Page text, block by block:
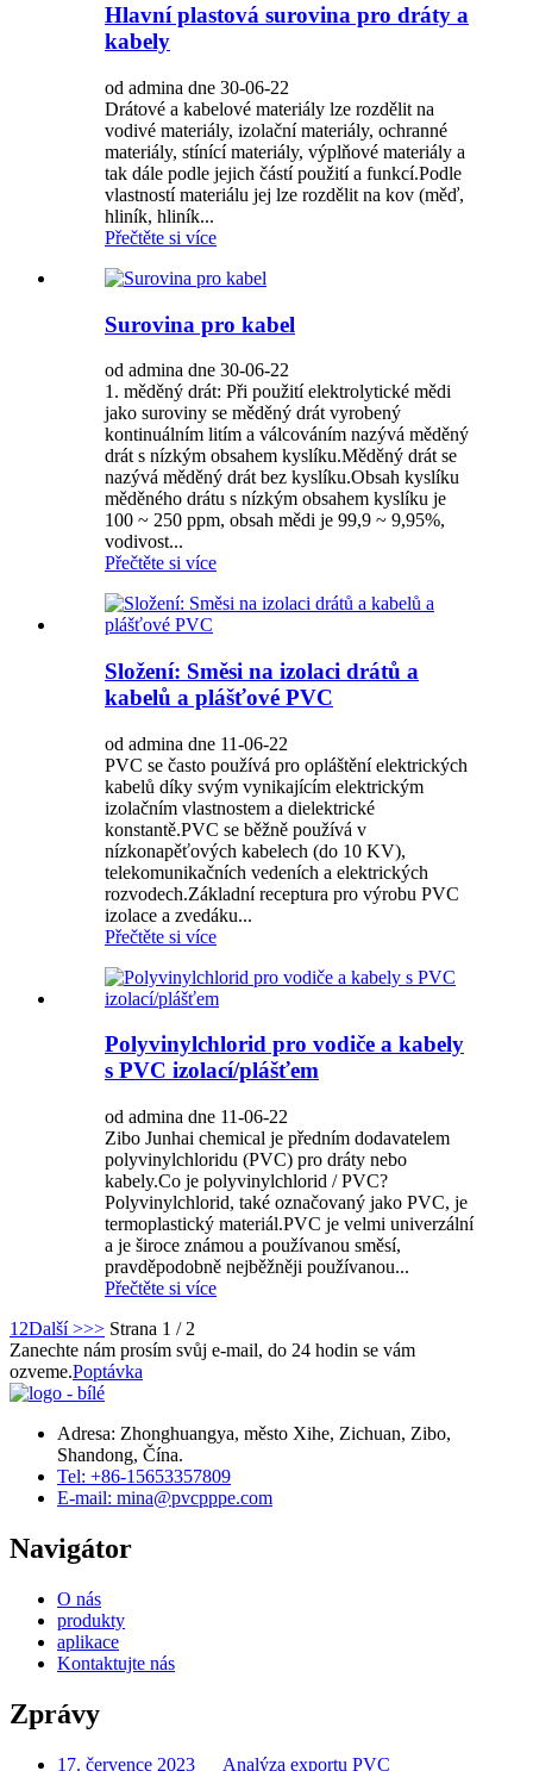
Hlavní plastová surovina pro dráty a
kabely
od admina dne 30-06-22
Drátové a kabelové materiály lze rozdělit na
vodivé materiály, izolační materiály, ochranné
materiály, stínící materiály, výplňové materiály a
tak dále podle jejich částí použití a funkcí.Podle
vlastností materiálu jej lze rozdělit na kov (měď,
hliník, hliník...
Přečtěte si více
Surovina pro kabel
od admina dne 30-06-22
1. měděný drát: Při použití elektrolytické mědi
jako suroviny se měděný drát vyrobený
kontinuálním litím a válcováním nazývá měděný
drát s nízkým obsahem kyslíku.Měděný drát se
nazývá měděný drát bez kyslíku.Obsah kyslíku
měděného drátu s nízkým obsahem kyslíku je
100 ~ 250 ppm, obsah mědi je 99,9 ~ 9,95%,
vodivost...
Přečtěte si více
Složení: Směsi na izolaci drátů a
kabelů a plášťové PVC
od admina dne 11-06-22
PVC se často používá pro opláštění elektrických
kabelů díky svým vynikajícím elektrickým
izolačním vlastnostem a dielektrické
konstantě.PVC se běžně používá v
nízkonapěťových kabelech (do 10 KV),
telekomunikačních vedeních a elektrických
rozvodech.Základní receptura pro výrobu PVC
izolace a zvedáku...
Přečtěte si více
Polyvinylchlorid pro vodiče a kabely
s PVC izolací/plášťem
od admina dne 11-06-22
Zibo Junhai chemical je předním dodavatelem
polyvinylchloridu (PVC) pro dráty nebo
kabely.Co je polyvinylchlorid / PVC?
Polyvinylchlorid, také označovaný jako PVC, je
termoplastický materiál.PVC je velmi univerzální
a je široce známou a používanou směsí,
pravděpodobně nejběžněji používanou...
Přečtěte si více
1 2Další >>> Strana 1 / 2
Zanechte nám prosím svůj e-mail, do 24 hodin se vám
ozveme.Poptávka
Adresa: Zhonghuangya, město Xihe, Zichuan, Zibo,
Shandong, Čína.
Tel: +86-15653357809
E-mail: mina@pvcpppe.com
Navigátor
O nás
produkty
aplikace
Kontaktujte nás
Zprávy
17. července 2023 Analýza exportu PVC